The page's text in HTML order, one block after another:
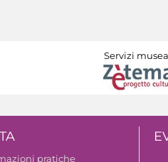
Servizi
pratiche